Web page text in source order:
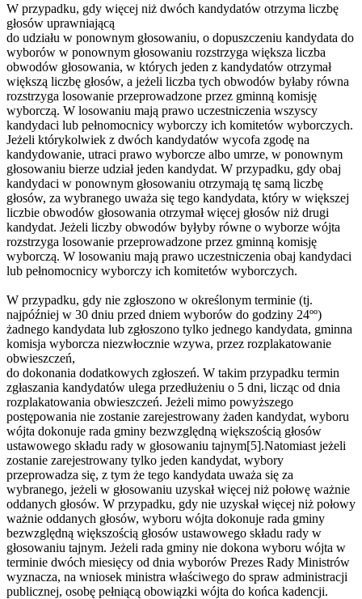
W przypadku, gdy więcej niż dwóch kandydatów otrzyma liczbę
głosów uprawniającą
do udziału w ponownym głosowaniu, o dopuszczeniu kandydata do
wyborów w ponownym głosowaniu rozstrzyga większa liczba
obwodów głosowania, w których jeden z kandydatów otrzymał
większą liczbę głosów, a jeżeli liczba tych obwodów byłaby równa
rozstrzyga losowanie przeprowadzone przez gminną komisję
wyborczą. W losowaniu mają prawo uczestniczenia wszyscy
kandydaci lub pełnomocnicy wyborczy ich komitetów wyborczych.
Jeżeli którykolwiek z dwóch kandydatów wycofa zgodę na
kandydowanie, utraci prawo wyborcze albo umrze, w ponownym
głosowaniu bierze udział jeden kandydat. W przypadku, gdy obaj
kandydaci w ponownym głosowaniu otrzymają tę samą liczbę
głosów, za wybranego uważa się tego kandydata, który w większej
liczbie obwodów głosowania otrzymał więcej głosów niż drugi
kandydat. Jeżeli liczby obwodów byłyby równe o wyborze wójta
rozstrzyga losowanie przeprowadzone przez gminną komisję
wyborczą. W losowaniu mają prawo uczestniczenia obaj kandydaci
lub pełnomocnicy wyborczy ich komitetów wyborczych.
W przypadku, gdy nie zgłoszono w określonym terminie (tj.
najpóźniej w 30 dniu przed dniem wyborów do godziny 24ºº)
żadnego kandydata lub zgłoszono tylko jednego kandydata, gminna
komisja wyborcza niezwłocznie wzywa, przez rozplakatowanie
obwieszczeń,
do dokonania dodatkowych zgłoszeń. W takim przypadku termin
zgłaszania kandydatów ulega przedłużeniu o 5 dni, licząc od dnia
rozplakatowania obwieszczeń. Jeżeli mimo powyższego
postępowania nie zostanie zarejestrowany żaden kandydat, wyboru
wójta dokonuje rada gminy bezwzględną większością głosów
ustawowego składu rady w głosowaniu tajnym[5].Natomiast jeżeli
zostanie zarejestrowany tylko jeden kandydat, wybory
przeprowadza się, z tym że tego kandydata uważa się za
wybranego, jeżeli w głosowaniu uzyskał więcej niż połowę ważnie
oddanych głosów. W przypadku, gdy nie uzyskał więcej niż połowy
ważnie oddanych głosów, wyboru wójta dokonuje rada gminy
bezwzględną większością głosów ustawowego składu rady w
głosowaniu tajnym. Jeżeli rada gminy nie dokona wyboru wójta w
terminie dwóch miesięcy od dnia wyborów Prezes Rady Ministrów
wyznacza, na wniosek ministra właściwego do spraw administracji
publicznej, osobę pełniącą obowiązki wójta do końca kadencji.